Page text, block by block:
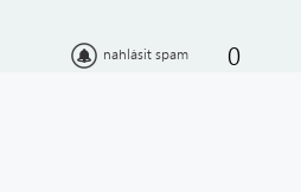
nahlásit spam 0